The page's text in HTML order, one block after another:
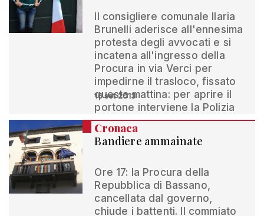
Il consigliere comunale Ilaria
Brunelli aderisce all'ennesima
protesta degli avvocati e si
incatena all'ingresso della
Procura in via Verci per
impedirne il trasloco, fissato
questa mattina: per aprire il
portone interviene la Polizia
16 set 2013
Cronaca
Bandiere ammainate
Ore 17: la Procura della
Repubblica di Bassano,
cancellata dal governo,
chiude i battenti. Il commiato